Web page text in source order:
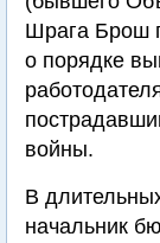
Шрага Брош
о порядке
войны.
В
начальник